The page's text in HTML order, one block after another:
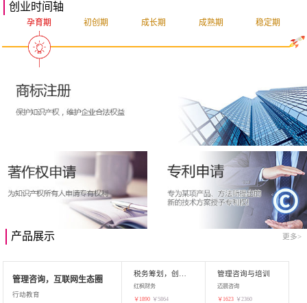
创业时间轴
孕育期 初创期 成长期 成熟期 稳定期
产品展示 更多>
管理咨询，互联网生态圈
行动教育
红枫财务
￥ 1890 ￥5864
管理咨询与培训
迈晨咨询
￥ 1623 ￥2360